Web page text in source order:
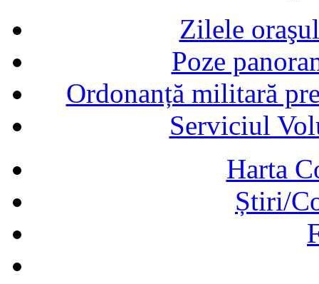
Zilele
Poze
Ordonanță militară
Serviciul
Harta
Știri/